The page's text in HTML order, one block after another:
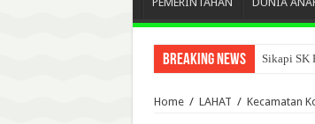
Breaking News Sikapi SK
Home / LAHAT / Kecamatan